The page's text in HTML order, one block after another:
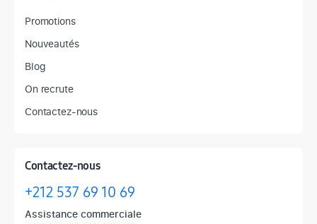
Promotions
Nouveautés
Blog
On recrute
Contactez-nous
Contactez-nous
+212 537 69 10 69
Assistance commerciale